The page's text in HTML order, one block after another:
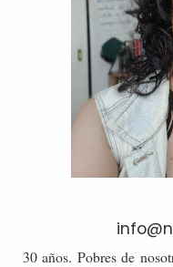
30 años. Pobres de